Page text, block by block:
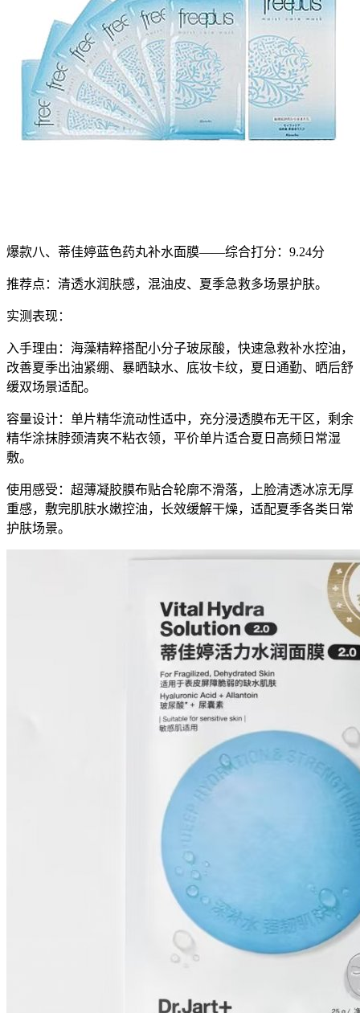
爆款八、蒂佳婷蓝色药丸补水面膜——综合打分：9.24分
推荐点：清透水润肤感，混油皮、夏季急救多场景护肤。
实测表现：
入手理由：海藻精粹搭配小分子玻尿酸，快速急救补水控油，
改善夏季出油紧绷、暴晒缺水、底妆卡纹，夏日通勤、晒后舒
缓双场景适配。
容量设计：单片精华流动性适中，充分浸透膜布无干区，剩余
精华涂抹脖颈清爽不粘衣领，平价单片适合夏日高频日常湿
敷。
使用感受：超薄凝胶膜布贴合轮廓不滑落，上脸清透冰凉无厚
重感，敷完肌肤水嫩控油，长效缓解干燥，适配夏季各类日常
护肤场景。